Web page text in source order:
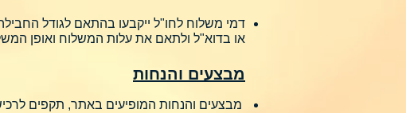
דמי משלוח לחו"ל ייקבעו בהתאם לגודל
או בדוא"ל ולתאם את עלות המשלוח ואופן
מבצעים והנחות
מבצעים והנחות המופיעים באתר, תקפים